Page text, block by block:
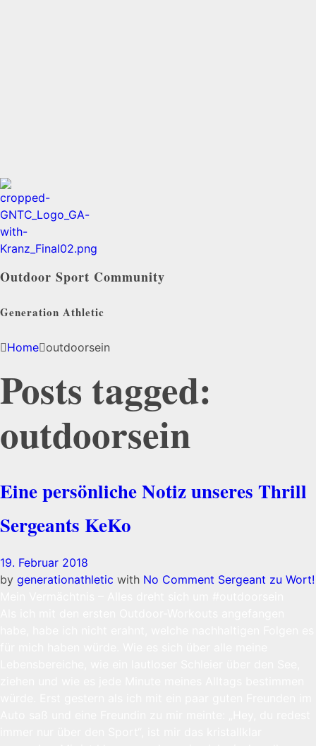
Outdoor Sport Community
Generation Athletic
Home outdoorsein
Posts tagged:
outdoorsein
Eine persönliche Notiz unseres Thrill
Sergeants KeKo
19. Februar 2018
by generationathletic with No Comment Sergeant zu Wort!